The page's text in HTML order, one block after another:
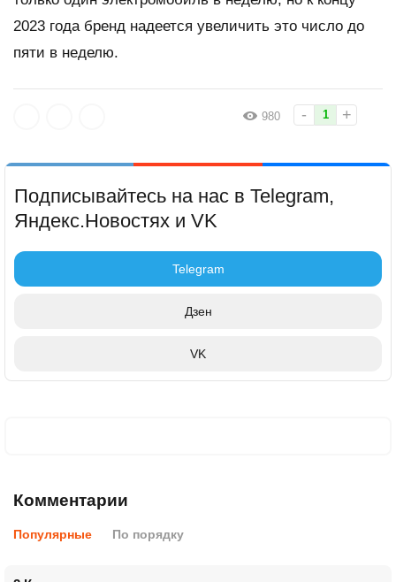
2023 года бренд надеется увеличить это число до
пяти в неделю.
- 1 +
980
Подписывайтесь на нас в Telegram,
Яндекс.Новостях и VK
Telegram
Дзен
VK
Комментарии
Популярные По порядку